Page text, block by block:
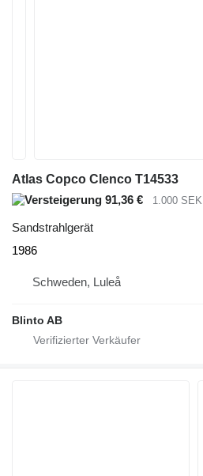
Atlas Copco Clenco T14533
91,36 €
1.000 SEK
Sandstrahlgerät
1986
Schweden, Luleå
Blinto AB